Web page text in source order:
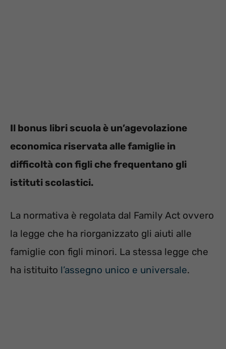
Il bonus libri scuola è un’agevolazione
economica riservata alle famiglie in
difficoltà con figli che frequentano gli
istituti scolastici.
La normativa è regolata dal Family Act ovvero
la legge che ha riorganizzato gli aiuti alle
famiglie con figli minori. La stessa legge che
ha istituito l’assegno unico e universale.